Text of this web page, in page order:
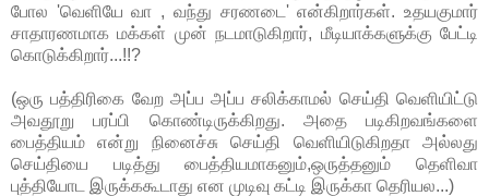
போல 'வெளியே வா , வந்து சரணடை' என்கிறார்கள். உதயகுமார்
சாதாரணமாக மக்கள் முன் நடமாடுகிறார், மீடியாக்களுக்கு பேட்டி
கொடுக்கிறார்...!!?
(ஒரு பத்திரிகை வேற அப்ப அப்ப சலிக்காமல் செய்தி வெளியிட்டு
அவதூறு பரப்பி கொண்டிருக்கிறது. அதை படிகிறவங்களை
பைத்தியம் என்று நினைச்சு செய்தி வெளியிடுகிறதா அல்லது
செய்தியை படித்து பைத்தியமாகனும்,ஒருத்தனும் தெளிவா
புத்தியோட இருக்ககூடாது என முடிவு கட்டி இருக்கா தெரியல...)